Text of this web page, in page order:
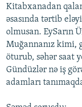
Kitabxanadan
əsasında tərtib
olmusan. EySarın
Muğannanız kimi,
öturub, səhər saat
Gündüzlər nə iş
adamları